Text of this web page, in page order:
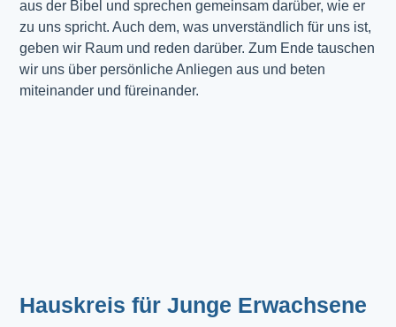
aus der Bibel und sprechen gemeinsam darüber, wie er
zu uns spricht. Auch dem, was unverständlich für uns ist,
geben wir Raum und reden darüber. Zum Ende tauschen
wir uns über persönliche Anliegen aus und beten
miteinander und füreinander.
Hauskreis für Junge Erwachsene